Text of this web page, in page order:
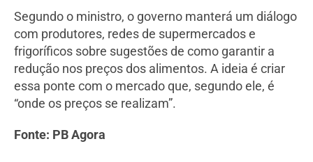
Segundo o ministro, o governo manterá um diálogo
com produtores, redes de supermercados e
frigoríficos sobre sugestões de como garantir a
redução nos preços dos alimentos. A ideia é criar
essa ponte com o mercado que, segundo ele, é
“onde os preços se realizam”.
Fonte: PB Agora